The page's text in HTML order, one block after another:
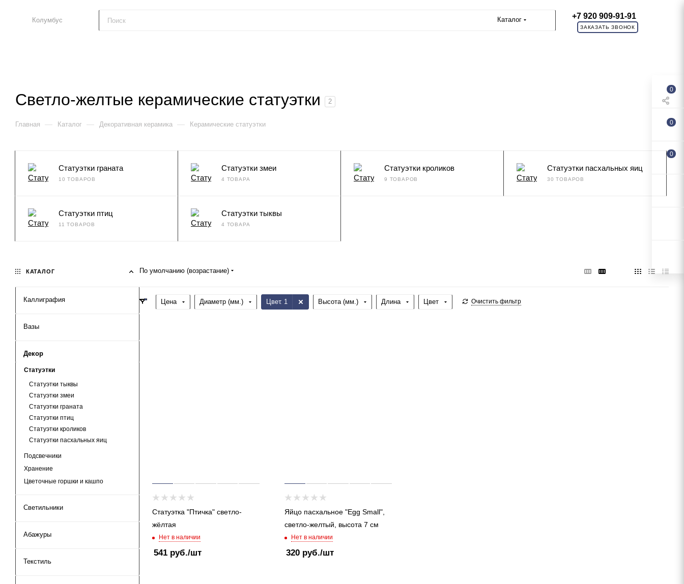
Колумбус Каталог +7 920 909-91-91
ЗАКАЗАТЬ ЗВОНОК
Светло-желтые керамические статуэтки 2
Главная — Каталог — Декоративная керамика — Керамические статуэтки
Статуэтки граната
10 ТОВАРОВ
Статуэтки змеи
4 ТОВАРА
Статуэтки кроликов
9 ТОВАРОВ
Статуэтки пасхальных яиц
30 ТОВАРОВ
Статуэтки птиц
11 ТОВАРОВ
Статуэтки тыквы
4 ТОВАРА
По умолчанию (возрастание)
Цена Диаметр (мм.) Цвет: 1 Высота (мм.) Длина Цвет Очистить фильтр
Статуэтка "Птичка" светло-
жёлтая
Нет в наличии
541 руб./шт
Яйцо пасхальное "Egg Small",
светло-желтый, высота 7 см
Нет в наличии
320 руб./шт
КАТАЛОГ
Каллиграфия
Вазы
Декор
Статуэтки
Статуэтки тыквы
Статуэтки змеи
Статуэтки граната
Статуэтки птиц
Статуэтки кроликов
Статуэтки пасхальных яиц
Подсвечники
Хранение
Цветочные горшки и кашпо
Светильники
Абажуры
Текстиль
0
0
0